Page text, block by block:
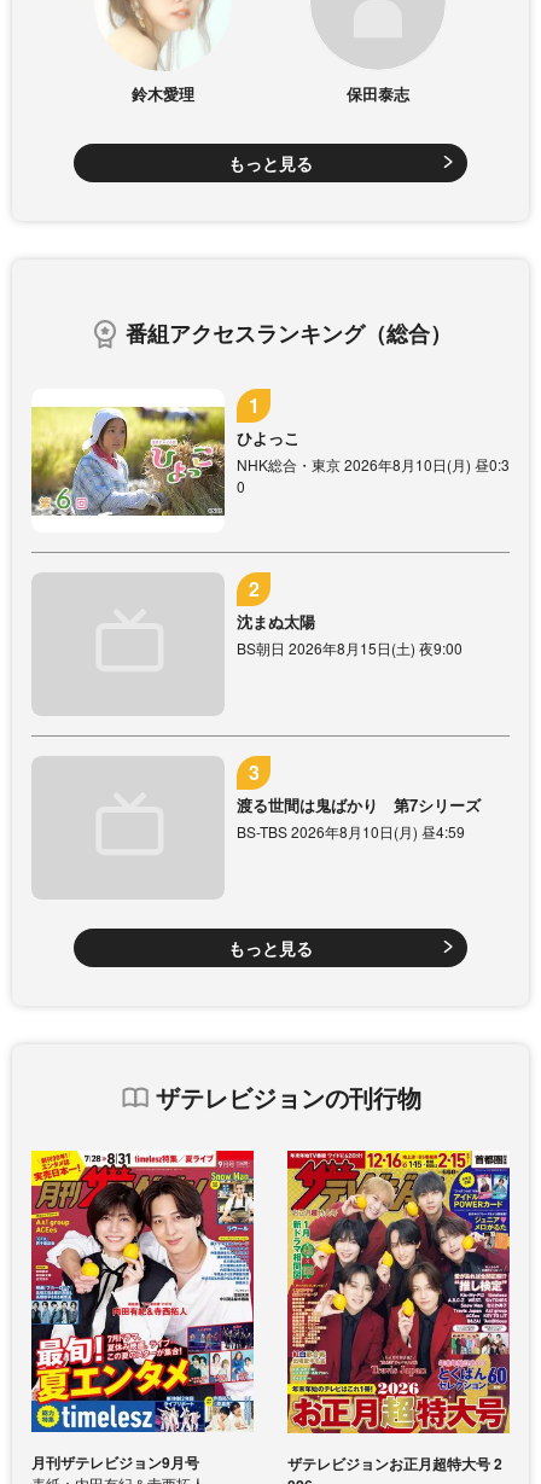
鈴木愛理 保田泰志
もっと見る
番組アクセスランキング（総合）
ひよっこ
NHK総合・東京 2026年8月10日(月) 昼0:3
0
沈まぬ太陽
BS朝日 2026年8月15日(土) 夜9:00
渡る世間は鬼ばかり 第7シリーズ
BS-TBS 2026年8月10日(月) 昼4:59
もっと見る
ザテレビジョンの刊行物
月刊ザテレビジョン9月号
ザテレビジョンお正月超特大号 2